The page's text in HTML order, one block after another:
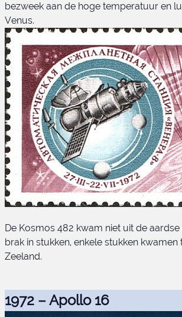
bezweek aan de hoge temperatuur en
Venus.
Venera 8postzegel
De Kosmos 482 kwam niet uit de
brak in stukken, enkele stukken
Zeeland.
1972 – Apollo 16